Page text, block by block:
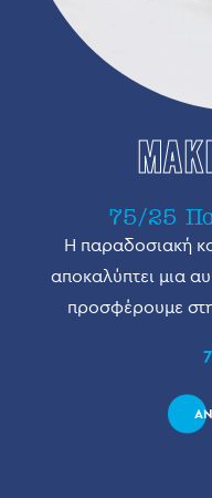
75/25
Η παραδοσιακή
αποκαλύπτει μια
προσφέρουμε